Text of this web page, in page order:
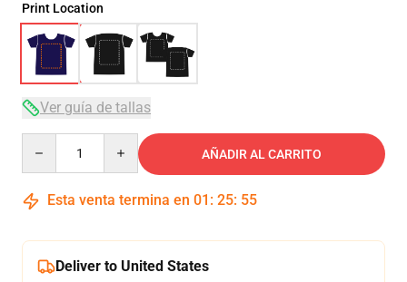
Print Location
Ver guía de tallas
AÑADIR AL CARRITO
Esta venta termina en 01 : 25: 54
Deliver to United States